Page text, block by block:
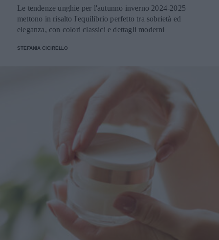
Le tendenze unghie per l'autunno inverno 2024-2025
mettono in risalto l'equilibrio perfetto tra sobrietà ed
eleganza, con colori classici e dettagli moderni
STEFANIA CICIRELLO